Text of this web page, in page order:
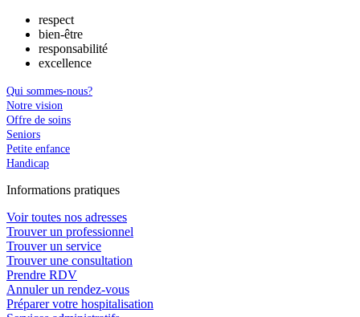
respect
bien-être
responsabilité
excellence
Qui sommes-nous?
Notre vision
Offre de soins
Seniors
Petite enfance
Handicap
Informations pratiques
Voir toutes nos adresses
Trouver un professionnel
Trouver un service
Trouver une consultation
Prendre RDV
Annuler un rendez-vous
Préparer votre hospitalisation